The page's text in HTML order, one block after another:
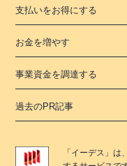
支払いをお得にする
お金を増やす
事業資金を調達する
過去のPR記事
「 イーデス 」は